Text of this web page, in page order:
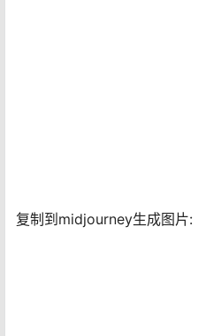
复制到midjourney生成图片: